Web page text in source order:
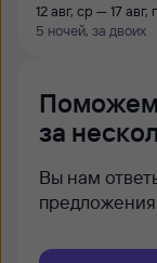
12 авг, ср — 17 авг,
5 ночей, за двоих
Поможем
за
Вы нам